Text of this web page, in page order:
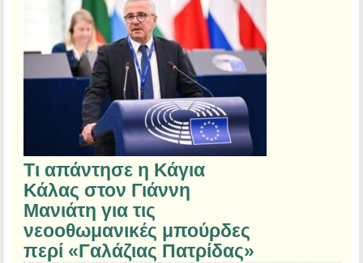
Τι απάντησε η Κάγια
Κάλας στον Γιάννη
Μανιάτη για τις
νεοοθωμανικές μπούρδες
περί «Γαλάζιας Πατρίδας»